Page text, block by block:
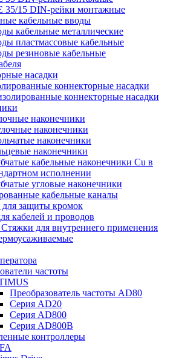
35/15 DIN-рейки монтажные
кабельные вводы
кабельные металлические
пластмассовые кабельные
резиновые кабельные
насадки
коннекторные насадки
коннекторные насадки
наконечники
наконечники
наконечники
наконечники
кабельные наконечники Cu в
исполнении
угловые наконечники
кабельные каналы
защиты кромок
кабелей и проводов
для внутреннего применения
частоты
Преобразователь частоты AD80
Серия AD20
Серия AD800
Серия AD800B
контроллеры